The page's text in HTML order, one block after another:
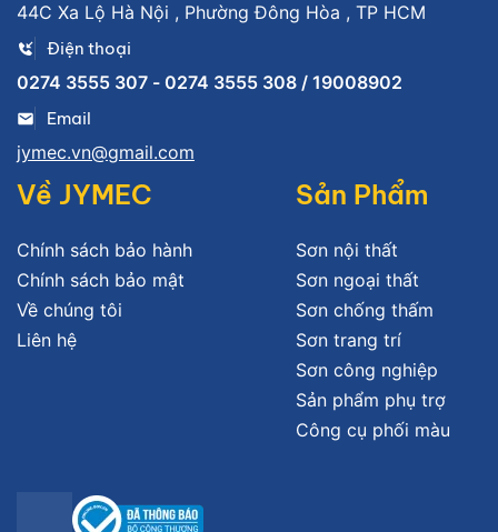
44C Xa Lộ Hà Nội , Phường Đông Hòa , TP HCM
Điện thoại
0274 3555 307 - 0274 3555 308 / 19008902
Email
jymec.vn@gmail.com
Về JYMEC
Chính sách bảo hành
Chính sách bảo mật
Về chúng tôi
Liên hệ
Sản Phẩm
Sơn nội thất
Sơn ngoại thất
Sơn chống thấm
Sơn trang trí
Sơn công nghiệp
Sản phẩm phụ trợ
Công cụ phối màu